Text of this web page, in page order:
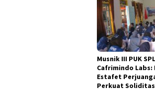
Musnik III PUK
Cafrimindo
Estafet
Perkuat